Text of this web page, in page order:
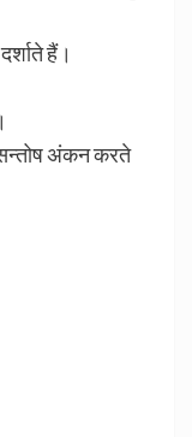
हैं।
अंकन करते